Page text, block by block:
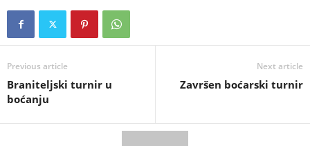
Previous article
Braniteljski turnir u
boćanju
Next article
Završen boćarski turnir